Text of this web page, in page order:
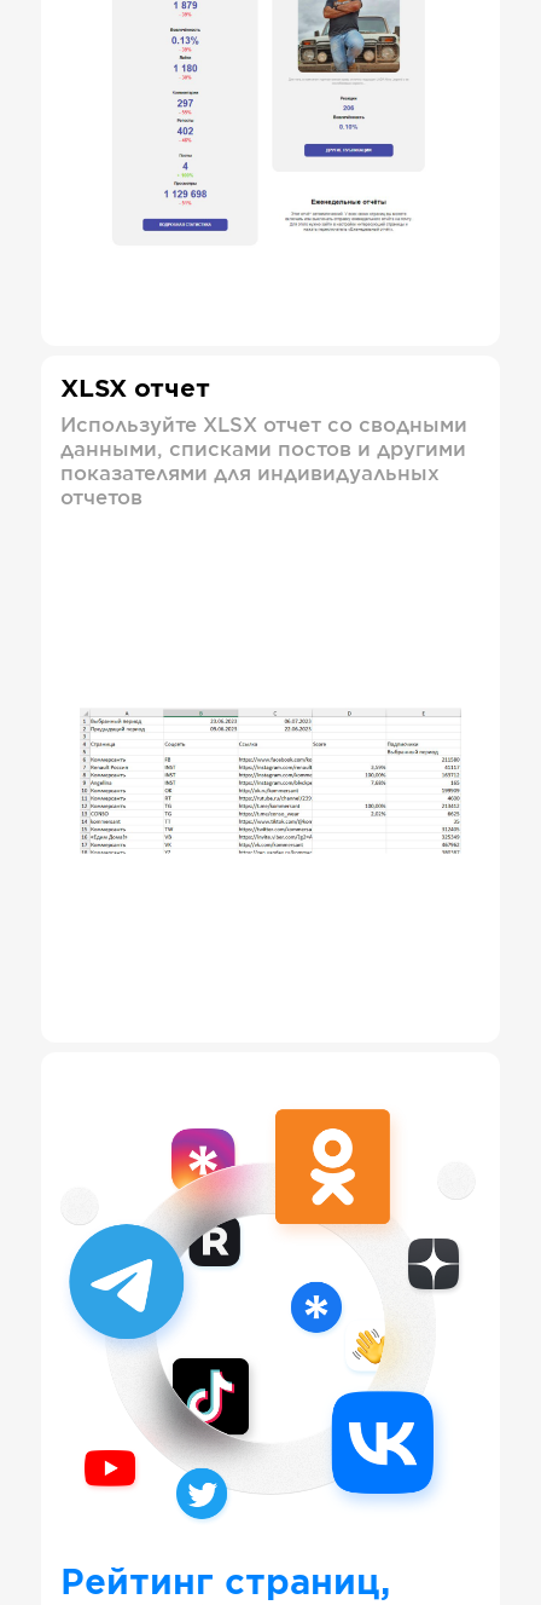
XLSX отчет
Используйте XLSX отчет со сводными
данными, списками постов и другими
показателями для индивидуальных
отчетов
Рейтинг страниц,